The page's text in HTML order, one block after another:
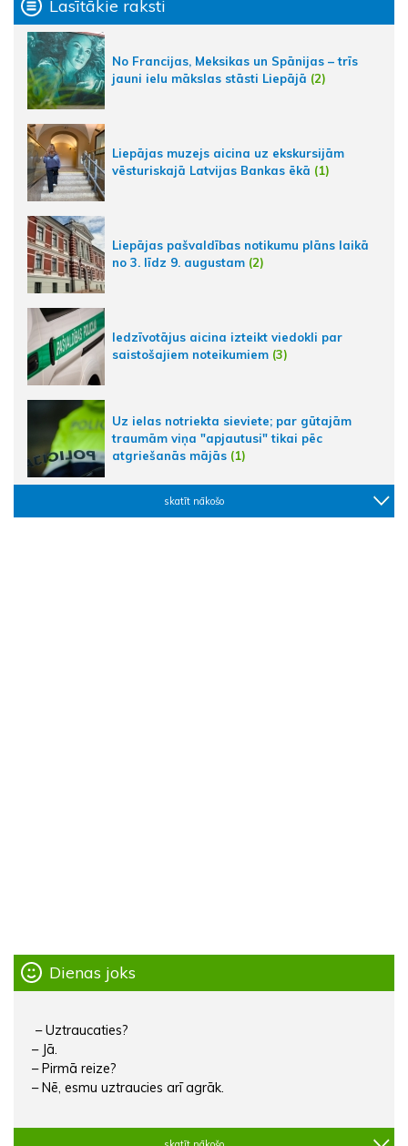
Lasītākie raksti
No Francijas, Meksikas un Spānijas – trīs
jauni ielu mākslas stāsti Liepājā (2)
Liepājas muzejs aicina uz ekskursijām
vēsturiskajā Latvijas Bankas ēkā (1)
Liepājas pašvaldības notikumu plāns laikā
no 3. līdz 9. augustam (2)
Iedzīvotājus aicina izteikt viedokli par
saistošajiem noteikumiem (3)
Uz ielas notriekta sieviete; par gūtajām
traumām viņa "apjautusi" tikai pēc
atgriešanās mājās (1)
skatīt nākošo
Dienas joks
– Uztraucaties?
– Jā.
– Pirmā reize?
– Nē, esmu uztraucies arī agrāk.